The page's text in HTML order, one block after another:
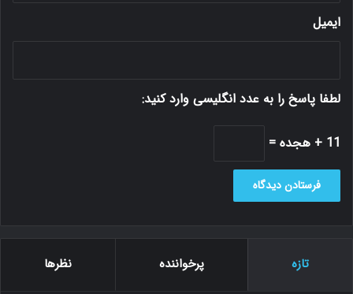
ایمیل
لطفا پاسخ را به عدد انگلیسی وارد کنید:
11 + هجده =
تازه پرخواننده نظرها